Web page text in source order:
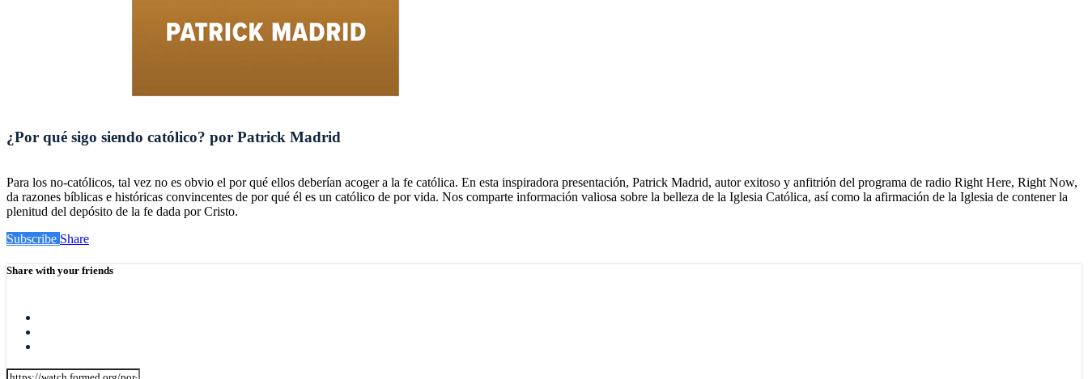
¿Por qué sigo siendo católico? por Patrick Madrid
Para los no-católicos, tal vez no es obvio el por qué ellos deberían acoger a la fe católica. En esta inspiradora presentación, Patrick Madrid, autor exitoso y anfitrión del programa de radio Right Here, Right Now,
da razones bíblicas e históricas convincentes de por qué él es un católico de por vida. Nos comparte información valiosa sobre la belleza de la Iglesia Católica, así como la afirmación de la Iglesia de contener la
plenitud del depósito de la fe dada por Cristo.
Subscribe Share
Share with your friends